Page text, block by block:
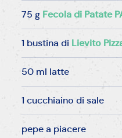
75 g Fecola di Patate
1 bustina di Lievito
50 ml latte
1 cucchiaino di sale
pepe a piacere